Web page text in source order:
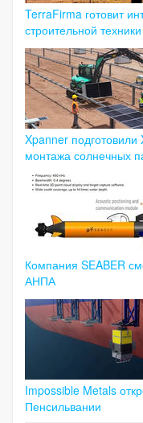
TerraFirma готовит
строительной техники
Xpanner
монтажа солнечных
Компания SEABER
АНПА
Impossible Metals
Пенсильвании